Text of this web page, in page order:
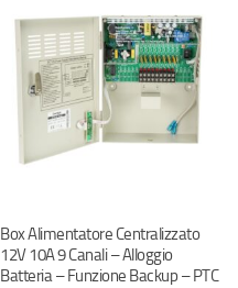
Box Alimentatore Centralizzato
12V 10A 9 Canali – Alloggio
Batteria – Funzione Backup – PTC